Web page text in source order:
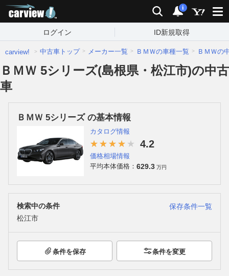
検索 通知
i
ログイン ID新規取得
carview! 中古車トップ メーカー一覧 ＢＭＷの車種一覧 ＢＭＷの
ＢＭＷ 5シリーズ(島根県・松江市)の中古
車
ＢＭＷ 5シリーズ の基本情報
カタログ情報
4.2
価格相場情報
平均本体価格： 629.3 万円
検索中の条件
保存条件一覧
松江市
条件を保存 条件を変更